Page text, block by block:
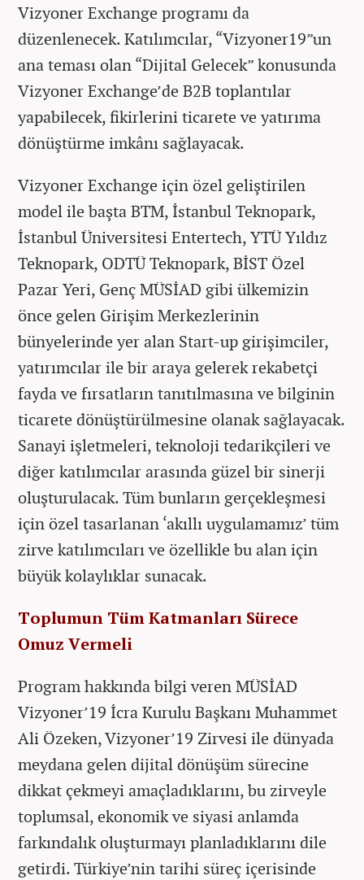
Vizyoner Exchange programı da
düzenlenecek. Katılımcılar, “Vizyoner19”un
ana teması olan “Dijital Gelecek” konusunda
Vizyoner Exchange’de B2B toplantılar
yapabilecek, fikirlerini ticarete ve yatırıma
dönüştürme imkânı sağlayacak.
Vizyoner Exchange için özel geliştirilen
model ile başta BTM, İstanbul Teknopark,
İstanbul Üniversitesi Entertech, YTÜ Yıldız
Teknopark, ODTÜ Teknopark, BİST Özel
Pazar Yeri, Genç MÜSİAD gibi ülkemizin
önce gelen Girişim Merkezlerinin
bünyelerinde yer alan Start-up girişimciler,
yatırımcılar ile bir araya gelerek rekabetçi
fayda ve fırsatların tanıtılmasına ve bilginin
ticarete dönüştürülmesine olanak sağlayacak.
Sanayi işletmeleri, teknoloji tedarikçileri ve
diğer katılımcılar arasında güzel bir sinerji
oluşturulacak. Tüm bunların gerçekleşmesi
için özel tasarlanan ‘akıllı uygulamamız’ tüm
zirve katılımcıları ve özellikle bu alan için
büyük kolaylıklar sunacak.
Toplumun Tüm Katmanları Sürece
Omuz Vermeli
Program hakkında bilgi veren MÜSİAD
Vizyoner’19 İcra Kurulu Başkanı Muhammet
Ali Özeken, Vizyoner’19 Zirvesi ile dünyada
meydana gelen dijital dönüşüm sürecine
dikkat çekmeyi amaçladıklarını, bu zirveyle
toplumsal, ekonomik ve siyasi anlamda
farkındalık oluşturmayı planladıklarını dile
getirdi. Türkiye’nin tarihi süreç içerisinde